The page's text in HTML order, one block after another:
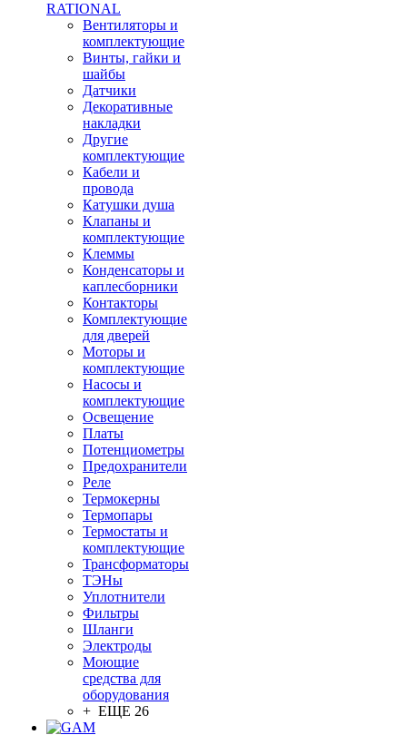
RATIONAL
Вентиляторы и
комплектующие
Винты, гайки и
шайбы
Датчики
Декоративные
накладки
Другие
комплектующие
Кабели и
провода
Катушки душа
Клапаны и
комплектующие
Клеммы
Конденсаторы и
каплесборники
Контакторы
Комплектующие
для дверей
Моторы и
комплектующие
Насосы и
комплектующие
Освещение
Платы
Потенциометры
Предохранители
Реле
Термокерны
Термопары
Термостаты и
комплектующие
Трансформаторы
ТЭНы
Уплотнители
Фильтры
Шланги
Электроды
Моющие
средства для
оборудования
+ ЕЩЕ 26